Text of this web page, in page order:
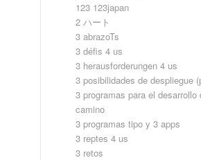
123 123japan
2 ハート
3 abrazoTs
3 défis 4 us
3 herausforderungen 4 us
3 posibilidades de despliegue
3 programas para el desarrollo
camino
3 programas tipo y 3 apps
3 reptes 4 us
3 retos